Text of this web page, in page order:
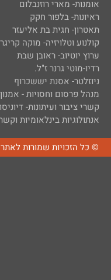
אומנות- מארי רוזנבלום
ראיונות- בלפור חקק
תאטרון- חגית בת אליעזר
קולנוע וטלויזיה- מוקה קריגר
ערוץ יוטיוב- ראובן שבת
רדיו-מוטי גרנר ז"ל.
ניוזלטר- אסנת יששכרוף
מנהל פרסום וחסויות -
קשרי ציבור ועיתונות-
אנתולוגיות בינלאומיות
© כל הזכויות שמורות לאתר "בכיוון הרוח"